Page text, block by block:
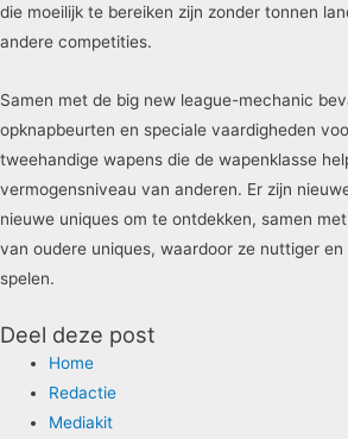
die moeilijk te bereiken zijn zonder tonnen
andere competities.
Samen met de big new league-mechanic
opknapbeurten en speciale vaardigheden
tweehandige wapens die de wapenklasse
vermogensniveau van anderen. Er zijn
nieuwe uniques om te ontdekken, samen
van oudere uniques, waardoor ze nuttiger
spelen.
Deel deze post
Home
Redactie
Mediakit